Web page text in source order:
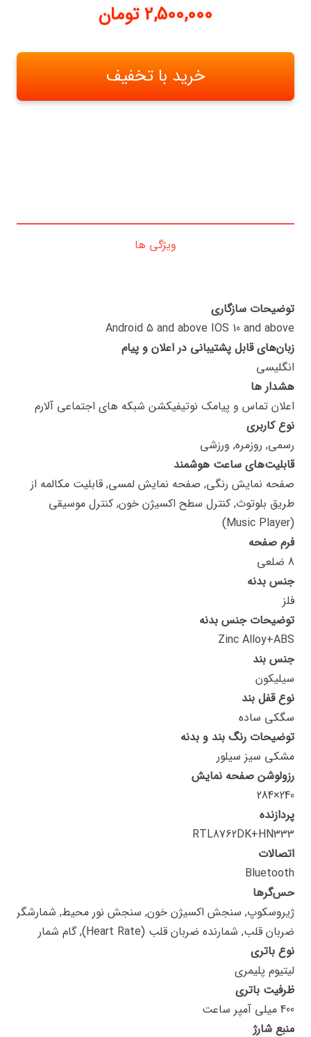
2,500,000 تومان
خرید با تخفیف
ویژگی ها
توضیحات سازگاری
Android 5 and above IOS 10 and above
زبان‌های قابل پشتیبانی در اعلان و پیام
انگلیسی
هشدار ها
اعلان تماس و پیامک نوتیفیکشن شبکه های اجتماعی آلارم
نوع کاربری
رسمی, روزمره, ورزشی
قابلیت‌های ساعت هوشمند
صفحه نمایش رنگی, صفحه نمایش لمسی, قابلیت مکالمه از
طریق بلوتوث, کنترل سطح اکسیژن خون, کنترل موسیقی
(Music Player)
فرم صفحه
8 ضلعی
جنس بدنه
فلز
توضیحات جنس بدنه
Zinc Alloy+ABS
جنس بند
سیلیکون
نوع قفل بند
سگکی ساده
توضیحات رنگ بند و بدنه
مشکی سیز سیلور
رزولوشن صفحه نمایش
240×284
پردازنده
RTL8762DK+HN333
اتصالات
Bluetooth
حس‌گرها
ژیروسکوپ, سنجش اکسیژن خون, سنجش نور محیط, شمارشگر
ضربان قلب, شمارنده ضربان قلب (Heart Rate), گام شمار
نوع باتری
لیتیوم پلیمری
ظرفیت باتری
400 میلی آمپر ساعت
منبع شارژ